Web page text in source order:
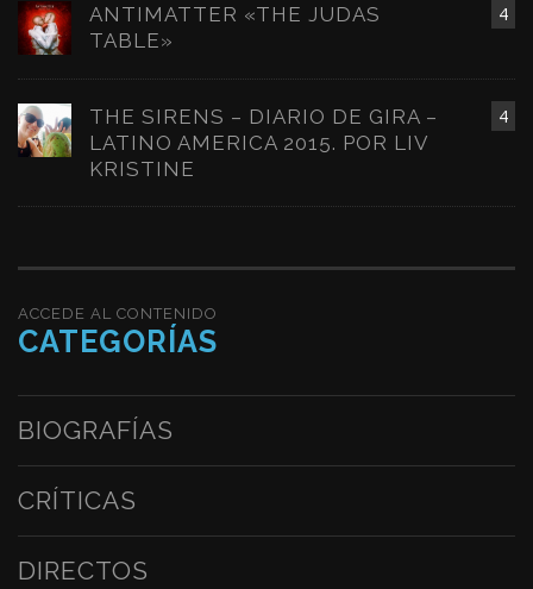
4
ANTIMATTER «THE JUDAS
TABLE»
4
THE SIRENS – DIARIO DE GIRA –
LATINO AMERICA 2015. POR LIV
KRISTINE
ACCEDE AL CONTENIDO
CATEGORÍAS
BIOGRAFÍAS
CRÍTICAS
DIRECTOS